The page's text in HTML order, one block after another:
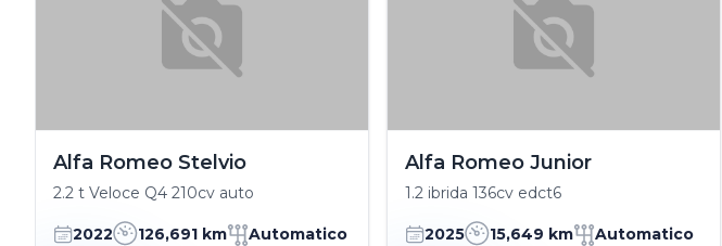
Alfa Romeo Stelvio
2.2 t Veloce Q4 210cv auto
2022 126,691 km
Automatico
Alfa Romeo Junior
1.2 ibrida 136cv edct6
2025 15,649 km
Automatico